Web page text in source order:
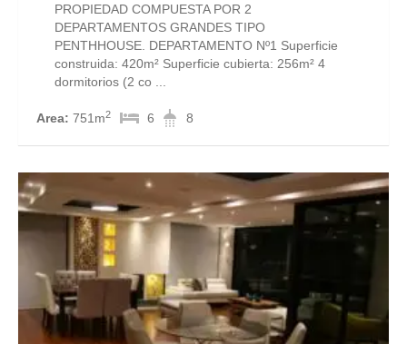
PROPIEDAD COMPUESTA POR 2
DEPARTAMENTOS GRANDES TIPO
PENTHHOUSE. DEPARTAMENTO Nº1 Superficie
construida: 420m² Superficie cubierta: 256m² 4
dormitorios (2 co ...
Area: 751m2 6 8